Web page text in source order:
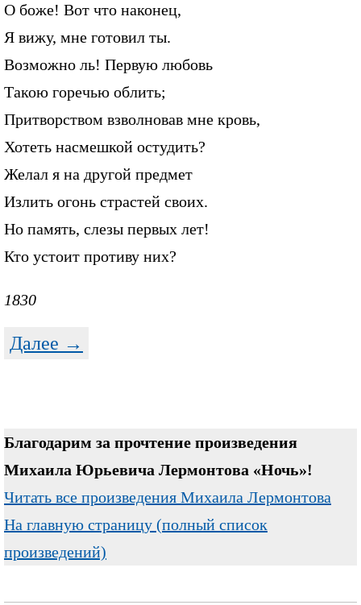
О боже! Вот что наконец,
Я вижу, мне готовил ты.
Возможно ль! Первую любовь
Такою горечью облить;
Притворством взволновав мне кровь,
Хотеть насмешкой остудить?
Желал я на другой предмет
Излить огонь страстей своих.
Но память, слезы первых лет!
Кто устоит противу них?
1830
Далее →
Благодарим за прочтение произведения
Михаила Юрьевича Лермонтова «Ночь»!
Читать все произведения Михаила Лермонтова
На главную страницу (полный список
произведений)